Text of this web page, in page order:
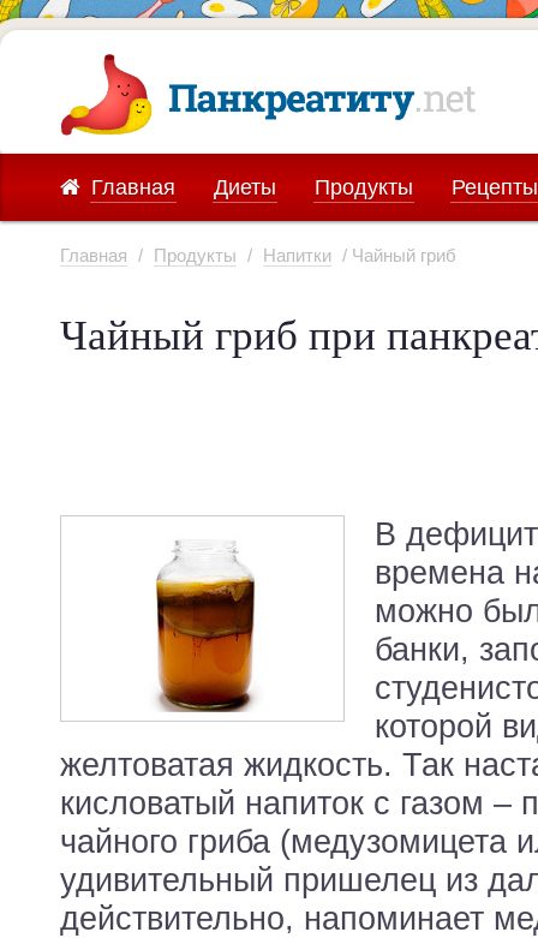
Главная Диеты Продукты Рецепты
Главная / Продукты / Напитки / Чайный гриб
Чайный гриб при
В
времена
можно
банки,
которой
желтоватая жидкость. Так
кисловатый напиток с газом –
чайного гриба (медузомицета
удивительный пришелец из
действительно, напоминает